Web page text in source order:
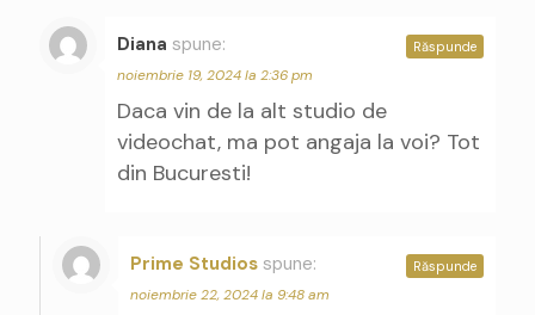
Diana spune:
noiembrie 19, 2024 la 2:36 pm
Daca vin de la alt studio de
videochat, ma pot angaja la voi? Tot
din Bucuresti!
Răspunde
Prime Studios spune:
noiembrie 22, 2024 la 9:48 am
Răspunde